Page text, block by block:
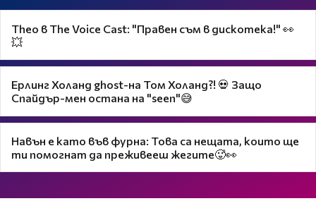
Theo в The Voice Cast: "Правен съм в дискотека!" 👀
💥
Ерлинг Холанд ghost-на Том Холанд?! 💀 Защо
Спайдър-мен остана на "seen"😅
Навън е като във фурна: Това са нещата, които ще
ти помогнат да преживееш жегите🥵👀